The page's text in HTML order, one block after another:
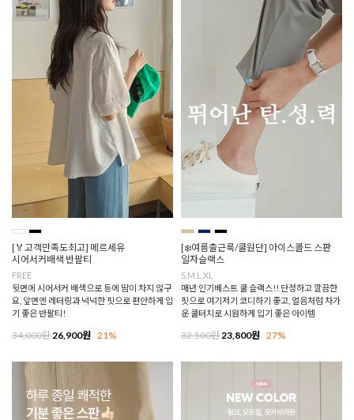
[🏅고객만족도최고] 메르세유
시어서커배색 반팔티
FREE
뒷면에 시어서커 배색으로 등에 땀이 차지 않구
요, 앞면엔 레터링과 넉넉한 핏으로 편안하게 입
기 좋은 반팔티!
34,000원26,900원 21%
[❄️여름출근룩/쿨원단] 아이스콜드 스판
일자슬랙스
S,M,L,XL
매년 인기베스트 쿨 슬랙스!! 단정하고 깔끔한
핏으로 여기저기 코디하기 좋고, 얼음처럼 차가
운 쿨터치로 시원하게 입기 좋은 아이템
32,500원23,800원 27%